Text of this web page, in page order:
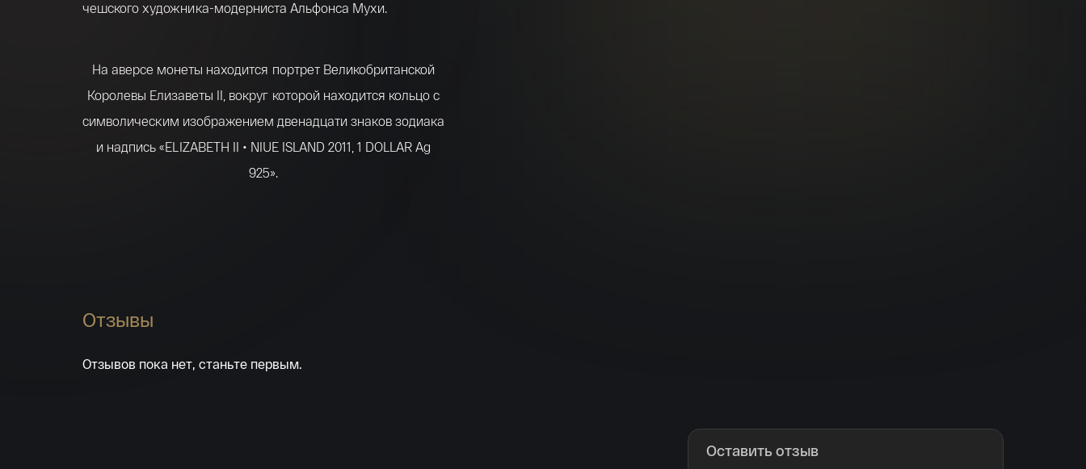
чешского художника-модерниста Альфонса Мухи.
На аверсе монеты находится портрет Великобританской
Королевы Елизаветы II, вокруг которой находится кольцо с
символическим изображением двенадцати знаков зодиака
и надпись «ELIZABETH II • NIUE ISLAND 2011, 1 DOLLAR Ag
925».
Отзывы
Отзывов пока нет, станьте первым.
Оставить отзыв